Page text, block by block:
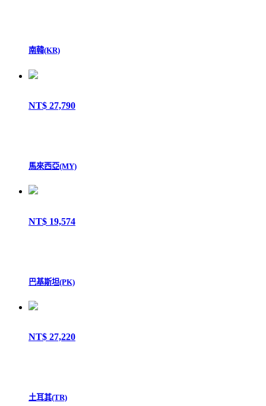
南韓(KR)
NT$ 27,790
馬來西亞(MY)
NT$ 19,574
巴基斯坦(PK)
NT$ 27,220
土耳其(TR)